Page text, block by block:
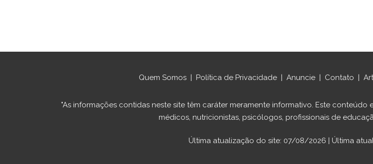
Quem Somos| Política de Privacidade| Anuncie| Contato |
"As informações contidas neste site têm caráter meramente informativo. Este
médicos, nutricionistas, psicólogos, profissionais de
Última atualização do site: 07/08/2026 | Última